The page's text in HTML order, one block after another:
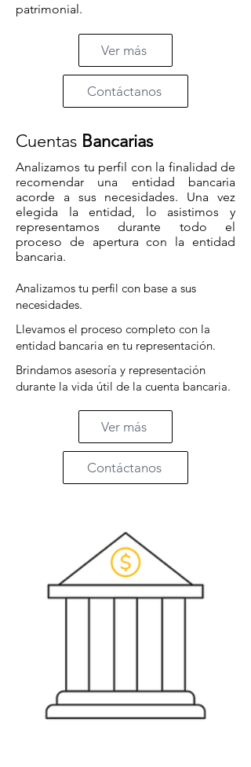
patrimonial.
Ver más
Contáctanos
Cuentas Bancarias
Analizamos tu perfil con la finalidad de
recomendar una entidad bancaria
acorde a sus necesidades. Una vez
elegida la entidad, lo asistimos y
representamos durante todo el
proceso de apertura con la entidad
bancaria.
Analizamos tu perfil con base a sus
necesidades.
Llevamos el proceso completo con la
entidad bancaria en tu representación.
Brindamos asesoría y representación
durante la vida útil de la cuenta bancaria.
Ver más
Contáctanos